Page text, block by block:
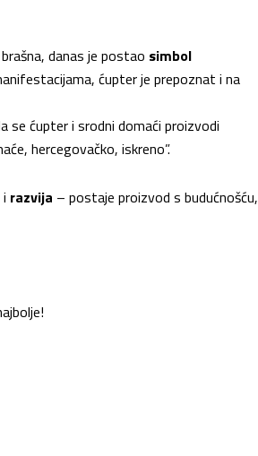
danas je postao simbol
ćupter je prepoznat i na
se ćupter i srodni domaći proizvodi
hercegovačko, iskreno”.
i razvija – postaje proizvod s budućnošću,